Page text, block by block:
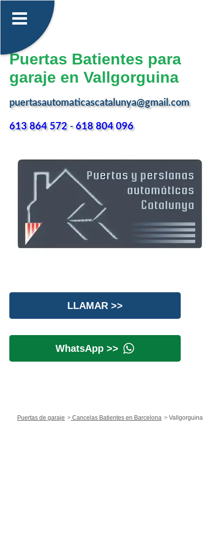
Puertas Batientes para
garaje en Vallgorguina
puertasautomaticascatalunya@gmail.com
613 864 572-618 804 096
LLAMAR >>
WhatsApp >>
Puertas de garaje Cancelas Batientes en Barcelona Vallgorguina